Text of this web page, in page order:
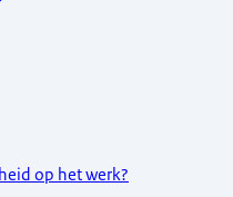
op het werk?